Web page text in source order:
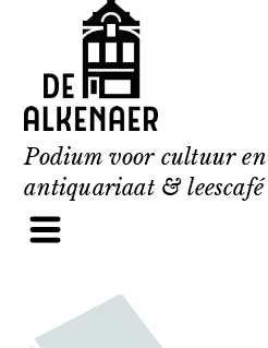
content
Podium voor cultuur en
antiquariaat & leescafé